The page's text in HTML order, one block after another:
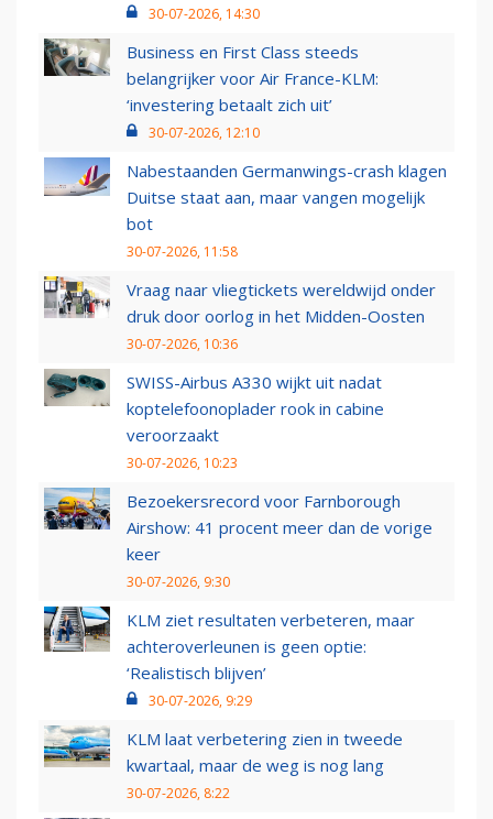
30-07-2026, 14:30
Business en First Class steeds
belangrijker voor Air France-KLM:
‘investering betaalt zich uit’
30-07-2026, 12:10
Nabestaanden Germanwings-crash klagen
Duitse staat aan, maar vangen mogelijk
bot
30-07-2026, 11:58
Vraag naar vliegtickets wereldwijd onder
druk door oorlog in het Midden-Oosten
30-07-2026, 10:36
SWISS-Airbus A330 wijkt uit nadat
koptelefoonoplader rook in cabine
veroorzaakt
30-07-2026, 10:23
Bezoekersrecord voor Farnborough
Airshow: 41 procent meer dan de vorige
keer
30-07-2026, 9:30
KLM ziet resultaten verbeteren, maar
achteroverleunen is geen optie:
‘Realistisch blijven’
30-07-2026, 9:29
KLM laat verbetering zien in tweede
kwartaal, maar de weg is nog lang
30-07-2026, 8:22